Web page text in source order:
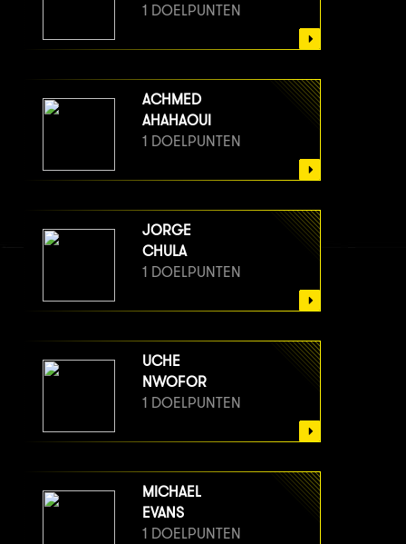
1 DOELPUNTEN
ACHMED
AHAHAOUI
1 DOELPUNTEN
JORGE
CHULA
1 DOELPUNTEN
UCHE
NWOFOR
1 DOELPUNTEN
MICHAEL
EVANS
1 DOELPUNTEN